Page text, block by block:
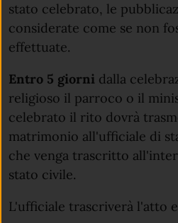
stato celebrato, le
considerate come se non
effettuate.
Entro 5 giorni dalla
religioso il parroco o il
celebrato il rito dovrà
matrimonio all'ufficiale di
che venga trascritto
stato civile.
L'ufficiale trascriverà l'atto